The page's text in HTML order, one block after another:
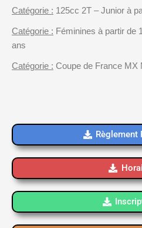
Catégorie : 125cc 2T – Junior à
Catégorie : Féminines à partir de
ans
Catégorie : Coupe de France MX